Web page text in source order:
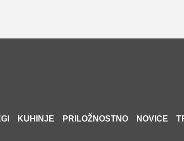
KUHINJE PRILOŽNOSTNO NOVICE